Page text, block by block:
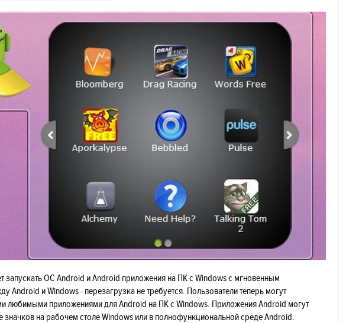
запускать ОС Android и Android приложения на ПК с Windows с мгновенным
Android и Windows - перезагрузка не требуется. Пользователи теперь могут
любимыми приложениями для Android на ПК с Windows. Приложения Android могут
значков на рабочем столе Windows или в полнофункциональной среде Android.